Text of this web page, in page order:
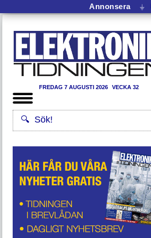
Annonsera ⏚
FREDAG 7 AUGUSTI 2026 VECKA 32